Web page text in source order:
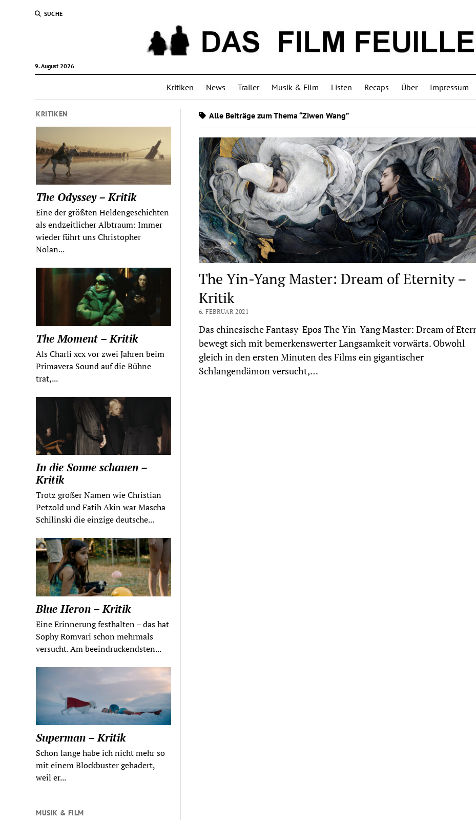
SUCHE
9. August 2026
Kritiken News Trailer Musik & Film Listen Recaps Über Impressum
KRITIKEN
The Odyssey – Kritik
Eine der größten Heldengeschichten
als endzeitlicher Albtraum: Immer
wieder führt uns Christopher
Nolan...
The Moment – Kritik
Als Charli xcx vor zwei Jahren beim
Primavera Sound auf die Bühne
trat,...
In die Sonne schauen –
Kritik
Trotz großer Namen wie Christian
Petzold und Fatih Akin war Mascha
Schilinski die einzige deutsche...
Blue Heron – Kritik
Eine Erinnerung festhalten – das hat
Sophy Romvari schon mehrmals
versucht. Am beeindruckendsten...
Superman – Kritik
Schon lange habe ich nicht mehr so
mit einem Blockbuster gehadert,
weil er...
MUSIK & FILM
Alle Beiträge zum Thema “Ziwen Wang”
The Yin-Yang Master: Dream of Eternity –
Kritik
6. FEBRUAR 2021
Das chinesische Fantasy-Epos The Yin-Yang Master: Dream of
bewegt sich mit bemerkenswerter Langsamkeit vorwärts. Obwohl
gleich in den ersten Minuten des Films ein gigantischer
Schlangendämon versucht,…